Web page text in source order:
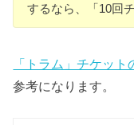
するなら、「10回
「トラム」チケット
参考になります。